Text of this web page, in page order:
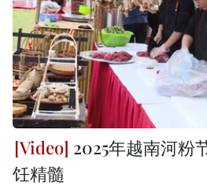
2025年越南河
饪精髓